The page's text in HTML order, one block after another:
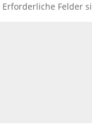
Erforderliche Felder